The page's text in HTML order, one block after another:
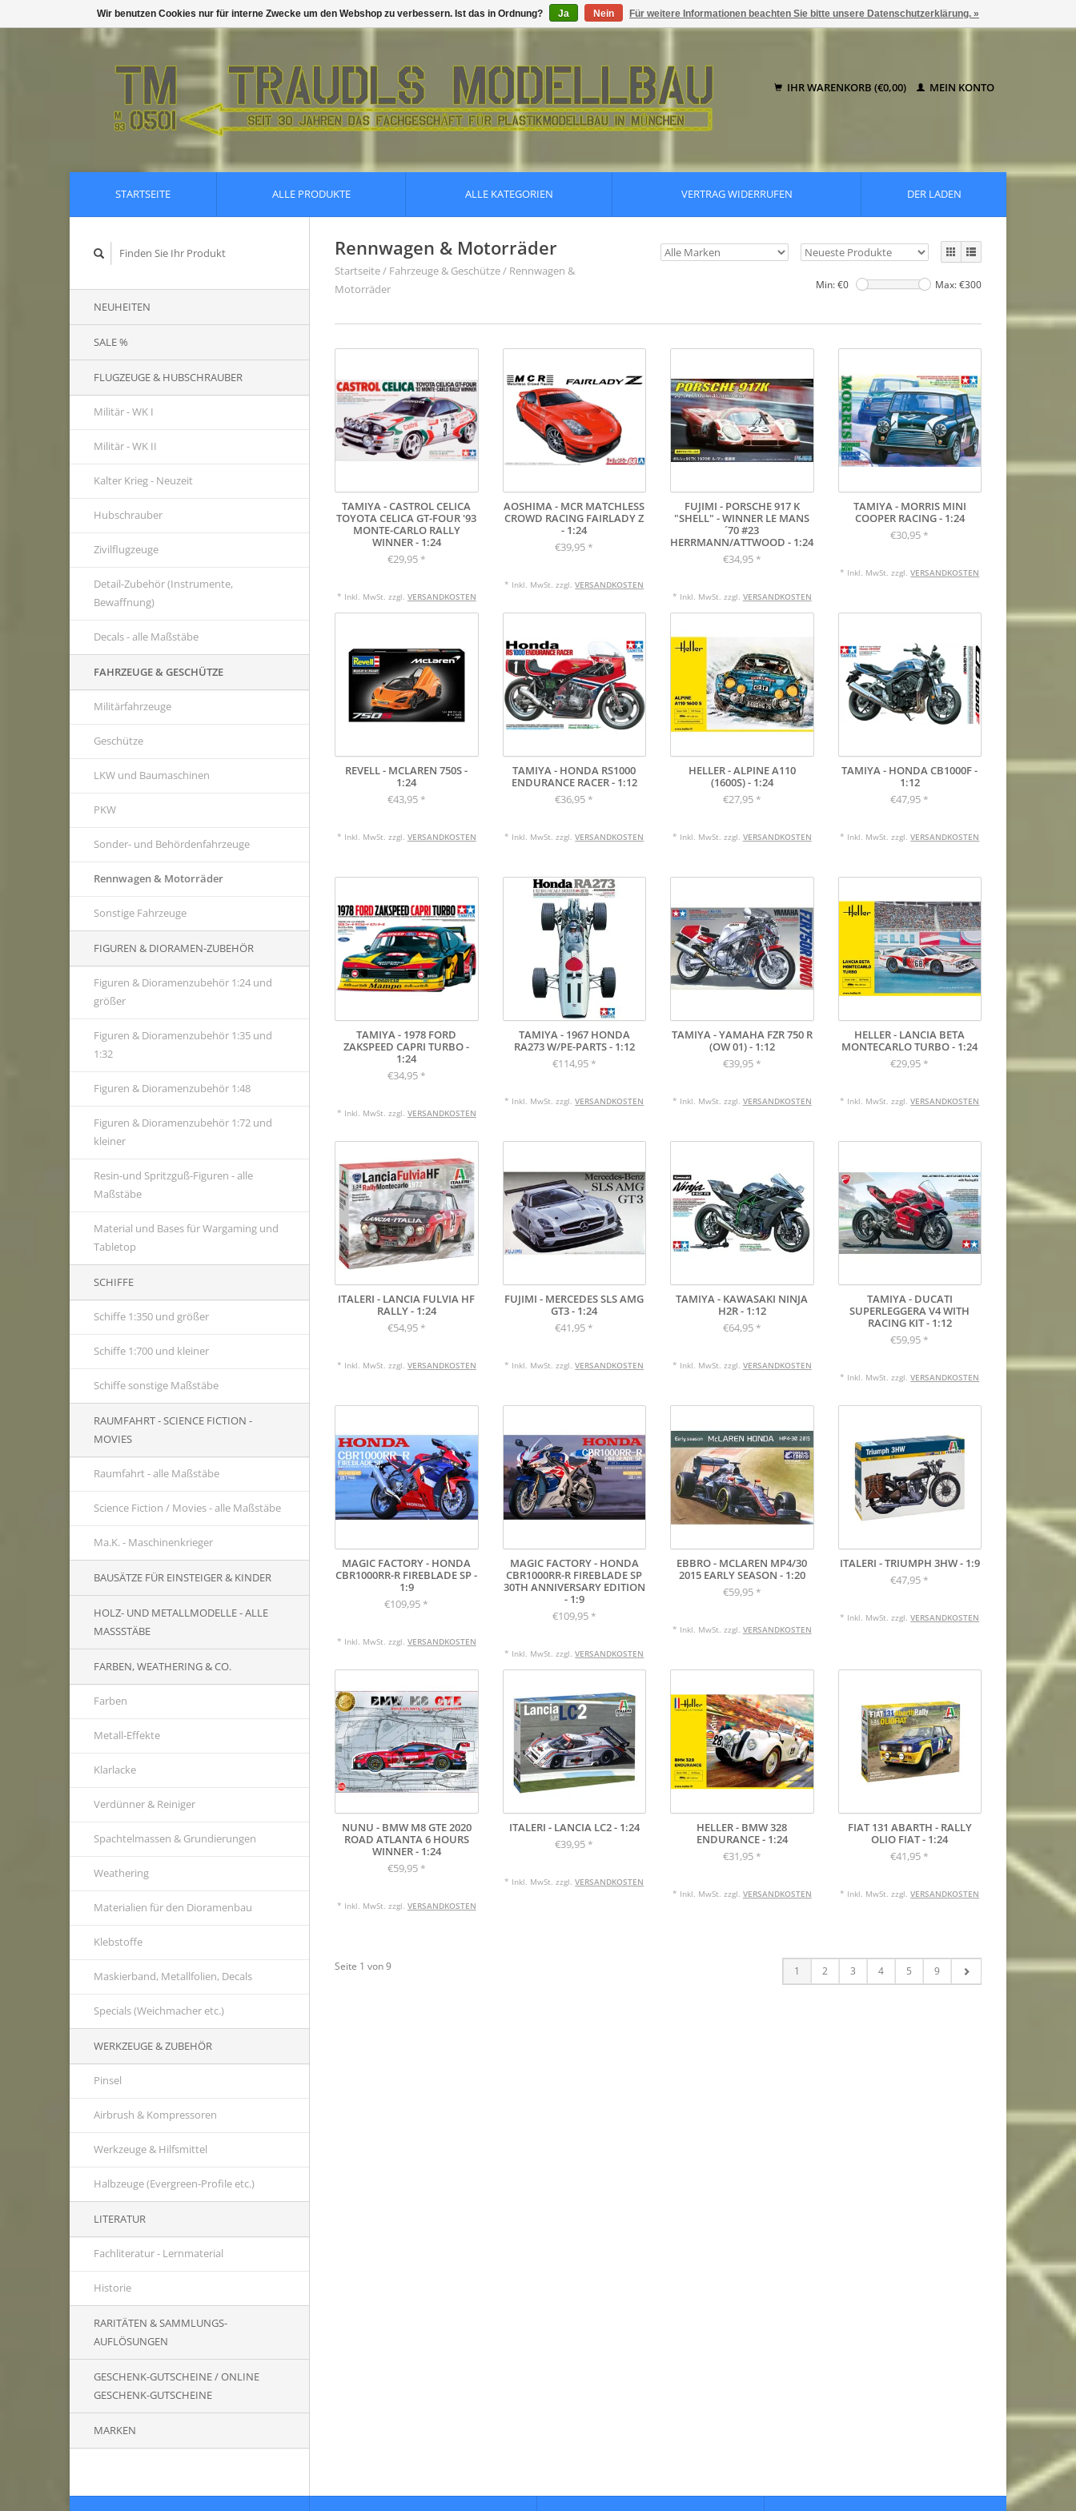
IHR WARENKORB (€0,00) MEIN KONTO
STARTSEITE ALLE PRODUKTE ALLE KATEGORIEN VERTRAG WIDERRUFEN DER LADEN
NEUHEITEN
SALE %
FLUGZEUGE & HUBSCHRAUBER
Militär - WK I
Militär - WK II
Kalter Krieg - Neuzeit
Hubschrauber
Zivilflugzeuge
Detail-Zubehör (Instrumente,
Bewaffnung)
Decals - alle Maßstäbe
FAHRZEUGE & GESCHÜTZE
Militärfahrzeuge
Geschütze
LKW und Baumaschinen
PKW
Sonder- und Behördenfahrzeuge
Rennwagen & Motorräder
Sonstige Fahrzeuge
FIGUREN & DIORAMEN-ZUBEHÖR
Figuren & Dioramenzubehör 1:24 und
größer
Figuren & Dioramenzubehör 1:35 und
1:32
Figuren & Dioramenzubehör 1:48
Figuren & Dioramenzubehör 1:72 und
kleiner
Resin-und Spritzguß-Figuren - alle
Maßstäbe
Material und Bases für Wargaming und
Tabletop
SCHIFFE
Schiffe 1:350 und größer
Schiffe 1:700 und kleiner
Schiffe sonstige Maßstäbe
RAUMFAHRT - SCIENCE FICTION -
MOVIES
Raumfahrt - alle Maßstäbe
Science Fiction / Movies - alle Maßstäbe
Ma.K. - Maschinenkrieger
BAUSÄTZE FÜR EINSTEIGER & KINDER
HOLZ- UND METALLMODELLE - ALLE
MASSSTÄBE
FARBEN, WEATHERING & CO.
Farben
Metall-Effekte
Klarlacke
Verdünner & Reiniger
Spachtelmassen & Grundierungen
Weathering
Materialien für den Dioramenbau
Klebstoffe
Maskierband, Metallfolien, Decals
Specials (Weichmacher etc.)
WERKZEUGE & ZUBEHÖR
Pinsel
Airbrush & Kompressoren
Werkzeuge & Hilfsmittel
Halbzeuge (Evergreen-Profile etc.)
LITERATUR
Fachliteratur - Lernmaterial
Historie
RARITÄTEN & SAMMLUNGS-
AUFLÖSUNGEN
GESCHENK-GUTSCHEINE / ONLINE
GESCHENK-GUTSCHEINE
MARKEN
Rennwagen & Motorräder
Startseite/ Fahrzeuge & Geschütze/ Rennwagen &
Motorräder
Min: €0 Max: €300
TAMIYA - CASTROL CELICA
TOYOTA CELICA GT-FOUR '93
MONTE-CARLO RALLY
WINNER - 1:24
€29,95 *
* Inkl. MwSt. zzgl. VERSANDKOSTEN
AOSHIMA - MCR MATCHLESS
CROWD RACING FAIRLADY Z
- 1:24
€39,95 *
* Inkl. MwSt. zzgl.VERSANDKOSTEN
FUJIMI - PORSCHE 917 K
"SHELL" - WINNER LE MANS
´70 #23
HERRMANN/ATTWOOD - 1:24
€34,95 *
* Inkl. MwSt. zzgl. VERSANDKOSTEN
TAMIYA - MORRIS MINI
COOPER RACING - 1:24
€30,95 *
* Inkl. MwSt. zzgl.VERSANDKOSTEN
REVELL - MCLAREN 750S -
1:24
€43,95 *
* Inkl. MwSt. zzgl. VERSANDKOSTEN
TAMIYA - HONDA RS1000
ENDURANCE RACER - 1:12
€36,95 *
* Inkl. MwSt. zzgl.VERSANDKOSTEN
HELLER - ALPINE A110
(1600S) - 1:24
€27,95 *
* Inkl. MwSt. zzgl. VERSANDKOSTEN
TAMIYA - HONDA CB1000F -
1:12
€47,95 *
* Inkl. MwSt. zzgl.VERSANDKOSTEN
TAMIYA - 1978 FORD
ZAKSPEED CAPRI TURBO -
1:24
€34,95 *
* Inkl. MwSt. zzgl. VERSANDKOSTEN
TAMIYA - 1967 HONDA
RA273 W/PE-PARTS - 1:12
€114,95 *
* Inkl. MwSt. zzgl.VERSANDKOSTEN
TAMIYA - YAMAHA FZR 750 R
(OW 01) - 1:12
€39,95 *
* Inkl. MwSt. zzgl. VERSANDKOSTEN
HELLER - LANCIA BETA
MONTECARLO TURBO - 1:24
€29,95 *
* Inkl. MwSt. zzgl.VERSANDKOSTEN
ITALERI - LANCIA FULVIA HF
RALLY - 1:24
€54,95 *
* Inkl. MwSt. zzgl. VERSANDKOSTEN
FUJIMI - MERCEDES SLS AMG
GT3 - 1:24
€41,95 *
* Inkl. MwSt. zzgl.VERSANDKOSTEN
TAMIYA - KAWASAKI NINJA
H2R - 1:12
€64,95 *
* Inkl. MwSt. zzgl. VERSANDKOSTEN
TAMIYA - DUCATI
SUPERLEGGERA V4 WITH
RACING KIT - 1:12
€59,95 *
* Inkl. MwSt. zzgl.VERSANDKOSTEN
MAGIC FACTORY - HONDA
CBR1000RR-R FIREBLADE SP -
1:9
€109,95 *
* Inkl. MwSt. zzgl. VERSANDKOSTEN
MAGIC FACTORY - HONDA
CBR1000RR-R FIREBLADE SP
30TH ANNIVERSARY EDITION
- 1:9
€109,95 *
* Inkl. MwSt. zzgl.VERSANDKOSTEN
EBBRO - MCLAREN MP4/30
2015 EARLY SEASON - 1:20
€59,95 *
* Inkl. MwSt. zzgl. VERSANDKOSTEN
ITALERI - TRIUMPH 3HW - 1:9
€47,95 *
* Inkl. MwSt. zzgl.VERSANDKOSTEN
NUNU - BMW M8 GTE 2020
ROAD ATLANTA 6 HOURS
WINNER - 1:24
€59,95 *
* Inkl. MwSt. zzgl. VERSANDKOSTEN
ITALERI - LANCIA LC2 - 1:24
€39,95 *
* Inkl. MwSt. zzgl.VERSANDKOSTEN
HELLER - BMW 328
ENDURANCE - 1:24
€31,95 *
* Inkl. MwSt. zzgl. VERSANDKOSTEN
FIAT 131 ABARTH - RALLY
OLIO FIAT - 1:24
€41,95 *
* Inkl. MwSt. zzgl.VERSANDKOSTEN
Seite 1 von 9 1 2 3 4 5 9
Wir benutzen Cookies nur für interne Zwecke um den Webshop zu verbessern. Ist das in Ordnung? Ja Nein Für weitere Informationen beachten Sie bitte unsere Datenschutzerklärung. »